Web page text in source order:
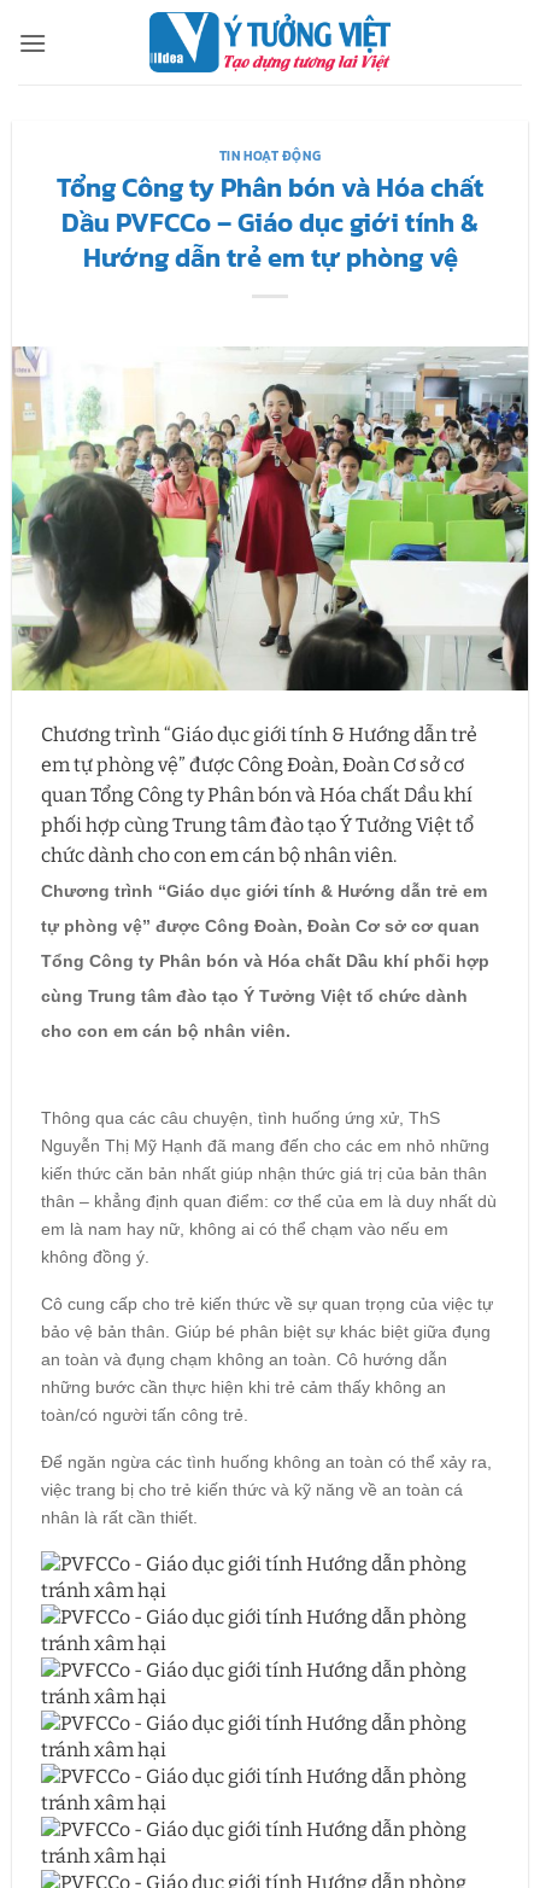
qua
TIN HOẠT ĐỘNG
Tổng Công ty Phân bón và Hóa chất
Dầu PVFCCo – Giáo dục giới tính &
Hướng dẫn trẻ em tự phòng vệ
Chương trình “Giáo dục giới tính & Hướng dẫn trẻ
em tự phòng vệ” được Công Đoàn, Đoàn Cơ sở cơ
quan Tổng Công ty Phân bón và Hóa chất Dầu khí
phối hợp cùng Trung tâm đào tạo Ý Tưởng Việt tổ
chức dành cho con em cán bộ nhân viên.
Chương trình “Giáo dục giới tính & Hướng dẫn trẻ em
tự phòng vệ” được Công Đoàn, Đoàn Cơ sở cơ quan
Tổng Công ty Phân bón và Hóa chất Dầu khí phối hợp
cùng Trung tâm đào tạo Ý Tưởng Việt tổ chức dành
cho con em cán bộ nhân viên.
Thông qua các câu chuyện, tình huống ứng xử, ThS
Nguyễn Thị Mỹ Hạnh đã mang đến cho các em nhỏ những
kiến thức căn bản nhất giúp nhận thức giá trị của bản thân
thân – khẳng định quan điểm: cơ thể của em là duy nhất dù
em là nam hay nữ, không ai có thể chạm vào nếu em
không đồng ý.
Cô cung cấp cho trẻ kiến thức về sự quan trọng của việc tự
bảo vệ bản thân. Giúp bé phân biệt sự khác biệt giữa đụng
an toàn và đụng chạm không an toàn. Cô hướng dẫn
những bước cần thực hiện khi trẻ cảm thấy không an
toàn/có người tấn công trẻ.
Để ngăn ngừa các tình huống không an toàn có thể xảy ra,
việc trang bị cho trẻ kiến thức và kỹ năng về an toàn cá
nhân là rất cần thiết.